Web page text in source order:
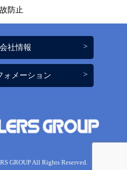
防止
会社情報
ォメーション
GROUP All Rights Reserved.